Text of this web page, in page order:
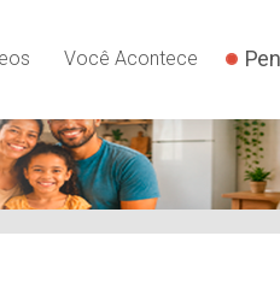
Você Acontece